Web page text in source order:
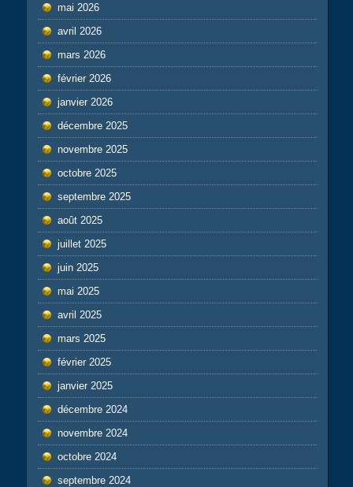
mai 2026
avril 2026
mars 2026
février 2026
janvier 2026
décembre 2025
novembre 2025
octobre 2025
septembre 2025
août 2025
juillet 2025
juin 2025
mai 2025
avril 2025
mars 2025
février 2025
janvier 2025
décembre 2024
novembre 2024
octobre 2024
septembre 2024